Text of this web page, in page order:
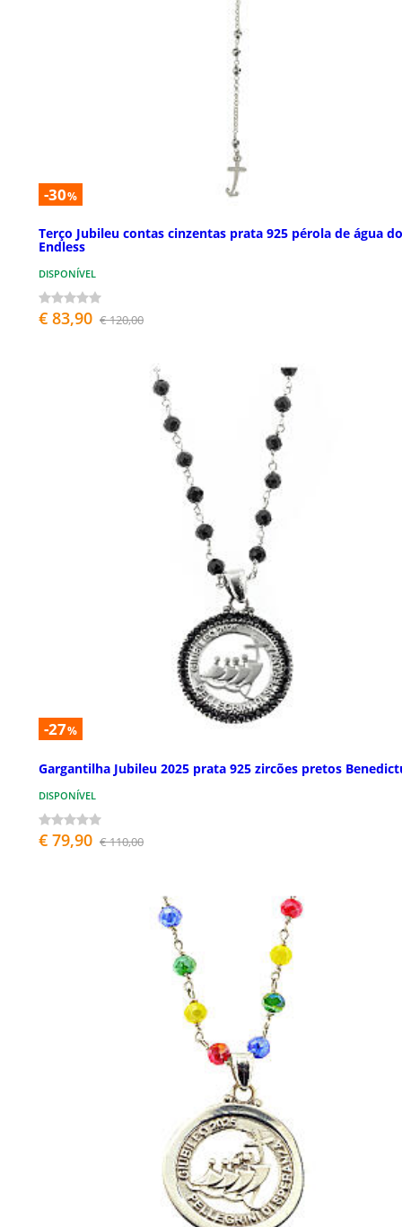
-30%
Terço Jubileu contas cinzentas prata 925 pérola de água
Endless
DISPONÍVEL
€ 83,90 € 120,00
-27%
Gargantilha Jubileu 2025 prata 925 zircões pretos
DISPONÍVEL
€ 79,90 € 110,00